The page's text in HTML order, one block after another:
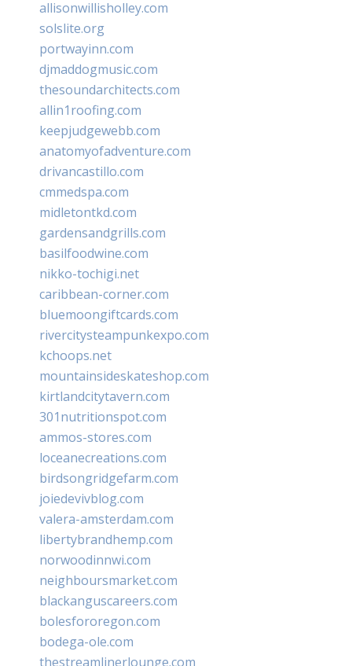
allisonwillisholley.com
solslite.org
portwayinn.com
djmaddogmusic.com
thesoundarchitects.com
allin1roofing.com
keepjudgewebb.com
anatomyofadventure.com
drivancastillo.com
cmmedspa.com
midletontkd.com
gardensandgrills.com
basilfoodwine.com
nikko-tochigi.net
caribbean-corner.com
bluemoongiftcards.com
rivercitysteampunkexpo.com
kchoops.net
mountainsideskateshop.com
kirtlandcitytavern.com
301nutritionspot.com
ammos-stores.com
loceanecreations.com
birdsongridgefarm.com
joiedevivblog.com
valera-amsterdam.com
libertybrandhemp.com
norwoodinnwi.com
neighboursmarket.com
blackanguscareers.com
bolesfororegon.com
bodega-ole.com
thestreamlinerlounge.com